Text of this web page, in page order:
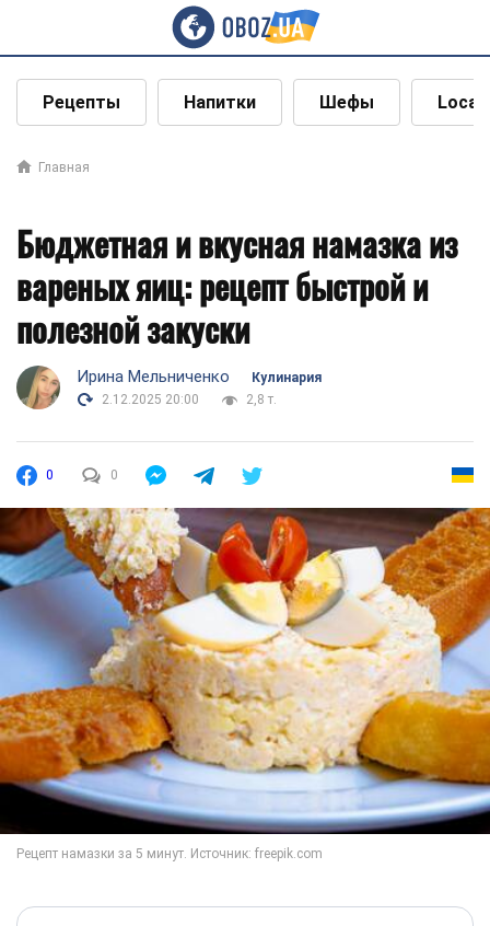
Рецепты Напитки Шефы Local
Главная
Бюджетная и вкусная намазка из
вареных яиц: рецепт быстрой и
полезной закуски
Ирина Мельниченко
Кулинария
2.12.2025 20:00
2,8 т.
0 0